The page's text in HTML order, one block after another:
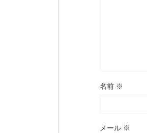
名前 ※
メール ※